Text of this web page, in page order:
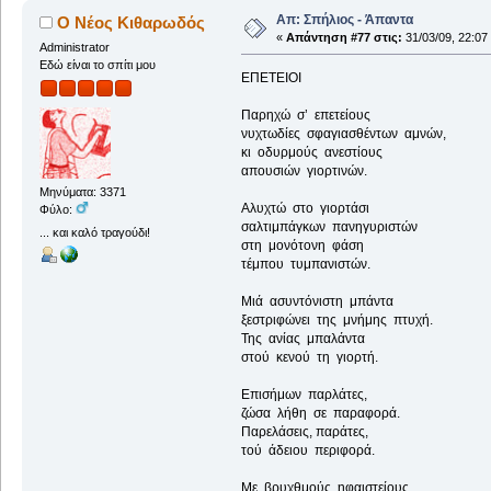
Ο Νέος Κιθαρωδός
Administrator
Εδώ είναι το σπίτι μου
Μηνύματα: 3371
Φύλο:
... και καλό τραγούδι!
Απ: Σπήλιος - Άπαντα
« Απάντηση #77 στις: 31/03/09, 22:07
ΕΠΕΤΕΙΟΙ
Παρηχώ σ’ επετείους
νυχτωδίες σφαγιασθέντων αμνών,
κι οδυρμούς ανεστίους
απουσιών γιορτινών.
Αλυχτώ στο γιορτάσι
σαλτιμπάγκων πανηγυριστών
στη μονότονη φάση
τέμπου τυμπανιστών.
Μιά ασυντόνιστη μπάντα
ξεστριφώνει της μνήμης πτυχή.
Της ανίας μπαλάντα
στού κενού τη γιορτή.
Επισήμων παρλάτες,
ζώσα λήθη σε παραφορά.
Παρελάσεις, παράτες,
τού άδειου περιφορά.
Με βρυχθμούς ηφαιστείους